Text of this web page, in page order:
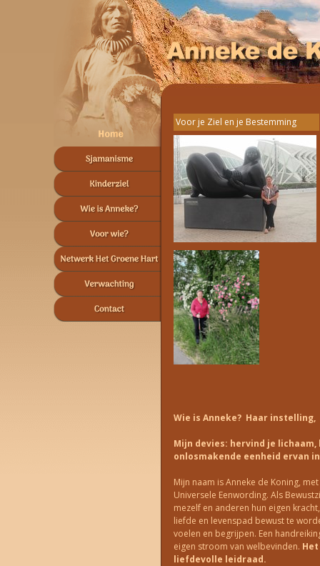
Voor je Ziel en je Bestemming
Wie is Anneke? Haar
Mijn devies: hervind je
onlosmakende eenheid ervan
Mijn naam is Anneke de Koning,
Universele Eenwording. Als
mezelf en anderen hun eigen
liefde en levenspad bewust te
voelen en begrijpen. Een
eigen stroom van welbevinden.
liefdevolle leidraad.